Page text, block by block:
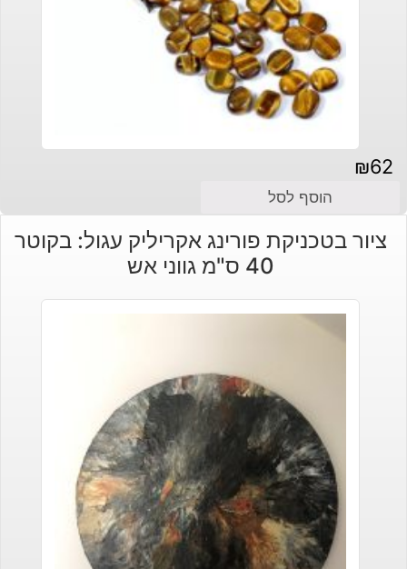
₪62
הוסף לסל
ציור בטכניקת פורינג אקריליק עגול: בקוטר
40 ס"מ גווני אש